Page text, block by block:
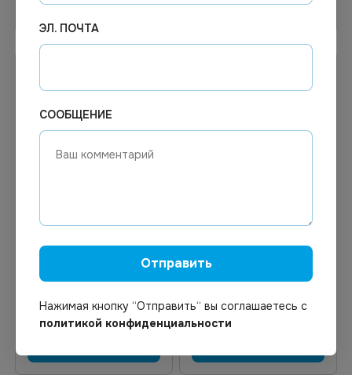
Узнать цену Узнать цену
Цена по запросу
Арт.
Стакан 200 мл Татьяна
Цена по запросу
Под заказ
Ложка чайная с рисунком
ЭЛ. ПОЧТА
СООБЩЕНИЕ
Отправить
Нажимая кнопку “Отправить“ вы соглашаетесь с
политикой конфиденциальности